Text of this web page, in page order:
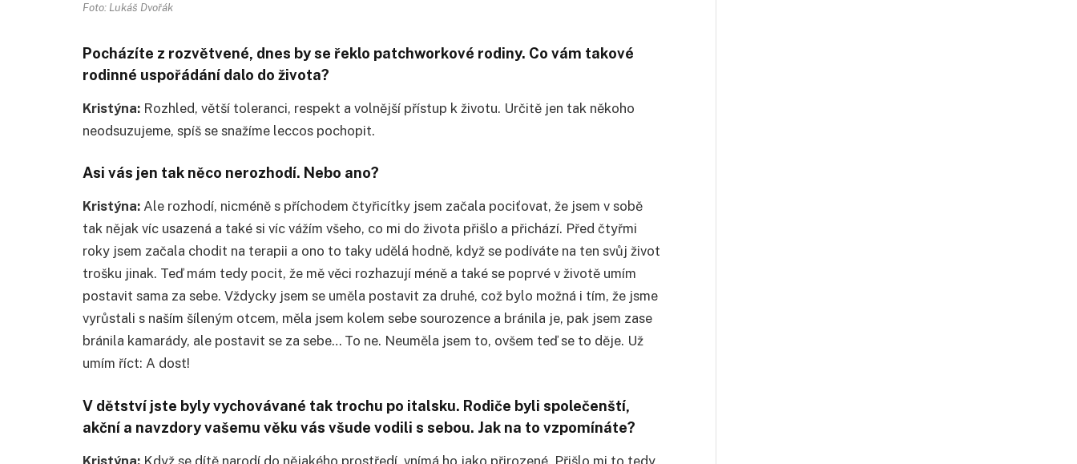
Foto: Lukáš Dvořák
Pocházíte z rozvětvené, dnes by se řeklo patchworkové rodiny. Co vám takové
rodinné uspořádání dalo do života?
Kristýna: Rozhled, větší toleranci, respekt a volnější přístup k životu. Určitě jen tak někoho
neodsuzujeme, spíš se snažíme leccos pochopit.
Asi vás jen tak něco nerozhodí. Nebo ano?
Kristýna: Ale rozhodí, nicméně s příchodem čtyřicítky jsem začala pociťovat, že jsem v sobě
tak nějak víc usazená a také si víc vážím všeho, co mi do života přišlo a přichází. Před čtyřmi
roky jsem začala chodit na terapii a ono to taky udělá hodně, když se podíváte na ten svůj život
trošku jinak. Teď mám tedy pocit, že mě věci rozhazují méně a také se poprvé v životě umím
postavit sama za sebe. Vždycky jsem se uměla postavit za druhé, což bylo možná i tím, že jsme
vyrůstali s naším šíleným otcem, měla jsem kolem sebe sourozence a bránila je, pak jsem zase
bránila kamarády, ale postavit se za sebe… To ne. Neuměla jsem to, ovšem teď se to děje. Už
umím říct: A dost!
V dětství jste byly vychovávané tak trochu po italsku. Rodiče byli společenští,
akční a navzdory vašemu věku vás všude vodili s sebou. Jak na to vzpomínáte?
Kristýna: Když se dítě narodí do nějakého prostředí, vnímá ho jako přirozené. Přišlo mi to tedy